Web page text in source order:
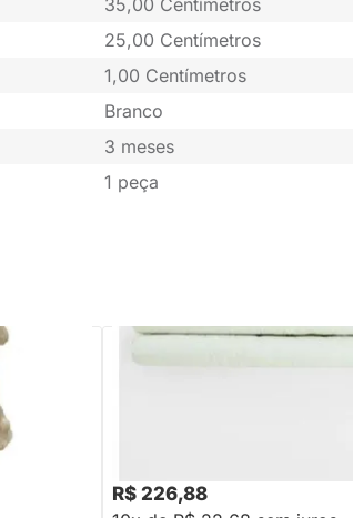
25,00 Centímetros
1,00 Centímetros
Branco
3 meses
1 peça
R$ 226,88